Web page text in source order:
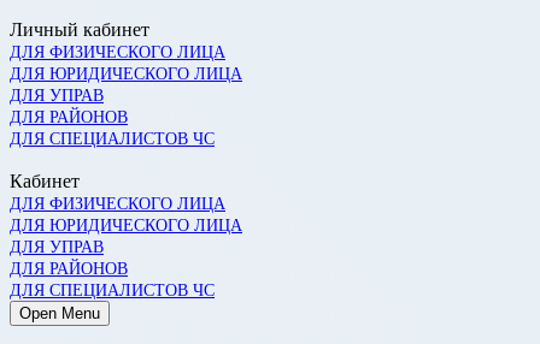
Личный кабинет
ДЛЯ ФИЗИЧЕСКОГО ЛИЦА
ДЛЯ ЮРИДИЧЕСКОГО ЛИЦА
ДЛЯ УПРАВ
ДЛЯ РАЙОНОВ
ДЛЯ СПЕЦИАЛИСТОВ ЧС
Кабинет
ДЛЯ ФИЗИЧЕСКОГО ЛИЦА
ДЛЯ ЮРИДИЧЕСКОГО ЛИЦА
ДЛЯ УПРАВ
ДЛЯ РАЙОНОВ
ДЛЯ СПЕЦИАЛИСТОВ ЧС
Open Menu